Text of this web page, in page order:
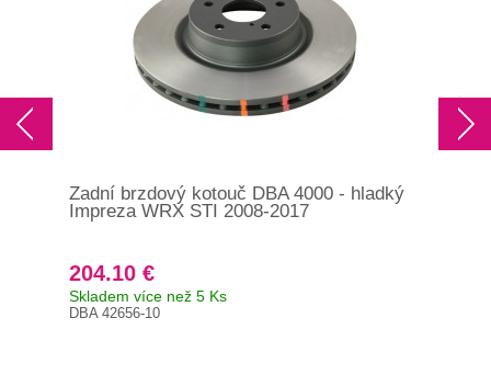
Zadní brzdový kotouč DBA 4000 - hladký
Impreza WRX STI 2008-2017
204.10 €
Skladem více než 5 Ks
DBA 42656-10